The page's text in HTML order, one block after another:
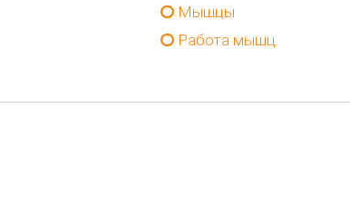
Мышцы
Работа мышц